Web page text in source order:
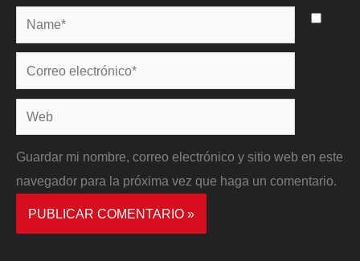
Name*
Correo
electrónico*
Web
Guardar mi nombre, correo electrónico y sitio web en este
navegador para la próxima vez que haga un comentario.